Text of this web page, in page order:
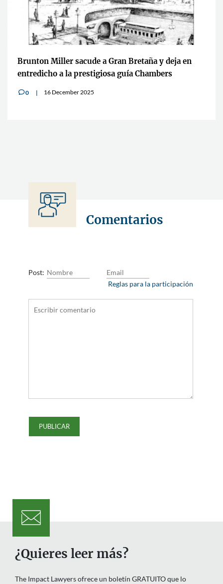
Brunton Miller sacude a Gran Bretaña y deja en
entredicho a la prestigiosa guía Chambers
v0 16 December 2025
Comentarios
Post:
Reglas para la participación
¿Quieres leer más?
The Impact Lawyers ofrece un boletín GRATUITO que lo